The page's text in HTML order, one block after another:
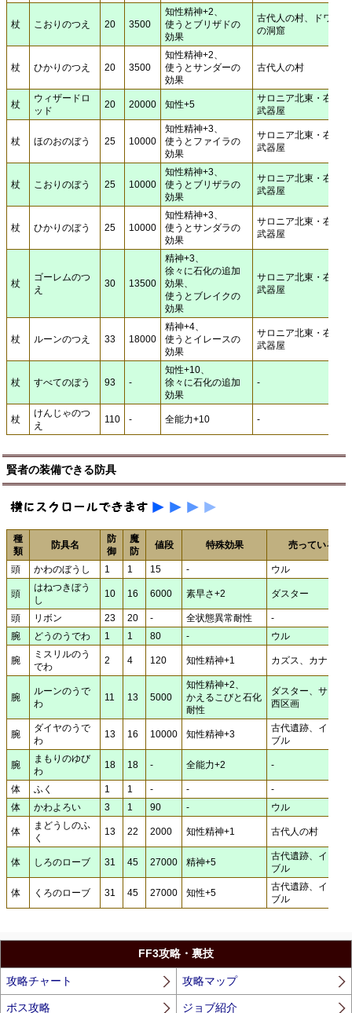
杖 こおりのつえ 20 3500
知性精神+2、
使うとブリザドの
効果
古代人の村、ドワーフ
の洞窟
杖 ひかりのつえ 20 3500
知性精神+2、
使うとサンダーの
効果
古代人の村
杖
ウィザードロ
ッド
20 20000 知性+5
サロニア北東・右手の
武器屋
杖 ほのおのぼう 25 10000
知性精神+3、
使うとファイラの
効果
サロニア北東・右手の
武器屋
杖 こおりのぼう 25 10000
知性精神+3、
使うとブリザラの
効果
サロニア北東・右手の
武器屋
杖 ひかりのぼう 25 10000
知性精神+3、
使うとサンダラの
効果
サロニア北東・右手の
武器屋
杖
ゴーレムのつ
え
30 13500
精神+3、
徐々に石化の追加
効果、
使うとブレイクの
効果
サロニア北東・右手の
武器屋
杖 ルーンのつえ 33 18000
精神+4、
使うとイレースの
効果
サロニア北東・右手の
武器屋
杖 すべてのぼう 93 -
知性+10、
徐々に石化の追加
効果
-
杖
けんじゃのつ
え
110 - 全能力+10 -
賢者の装備できる防具
種
類
防具名
防
御
魔
防
値段 特殊効果 売っている場
頭 かわのぼうし 1 1 15 - ウル
頭
はねつきぼう
し
10 16 6000 素早さ+2 ダスター
頭 リボン 23 20 - 全状態異常耐性
-
腕
どうのうでわ 1 1 80 - ウル
腕
ミスリルのう
でわ
2 4 120 知性精神+1 カズス、カナーン
腕
ルーンのうで
わ
11 13 5000
知性精神+2、
かえるこびと石化
耐性
ダスター、サロニ
西区画
腕
ダイヤのうで
わ
13 16 10000 知性精神+3
古代遺跡、インビ
ブル
腕
まもりのゆび
わ
18 18 - 全能力+2 -
体 ふく 1 1 - -
-
体
かわよろい 3 1 90 - ウル
体
まどうしのふ
く
13 22 2000 知性精神+1 古代人の村
体 しろのローブ 31 45 27000 精神+5
古代遺跡、インビ
ブル
体 くろのローブ 31 45 27000 知性+5
古代遺跡、インビ
ブル
FF3攻略・裏技
攻略チャート 攻略マップ
ボス攻略 ジョブ紹介